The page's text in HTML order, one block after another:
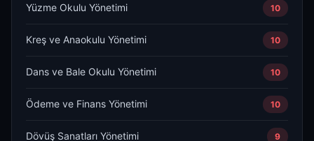
Yüzme Okulu Yönetimi 10
Kreş ve Anaokulu Yönetimi 10
Dans ve Bale Okulu Yönetimi 10
Ödeme ve Finans Yönetimi 10
Dövüş Sanatları Yönetimi 9